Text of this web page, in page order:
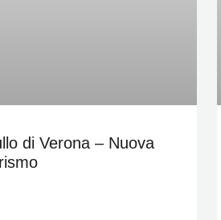
di Verona – Nuova